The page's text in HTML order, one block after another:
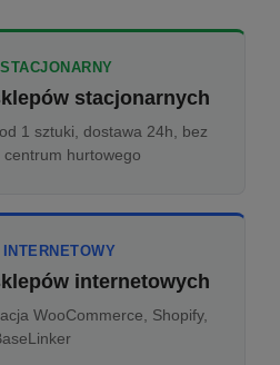
stacjonarnych
1 sztuki, dostawa 24h, bez
centrum hurtowego
internetowych
WooCommerce, Shopify,